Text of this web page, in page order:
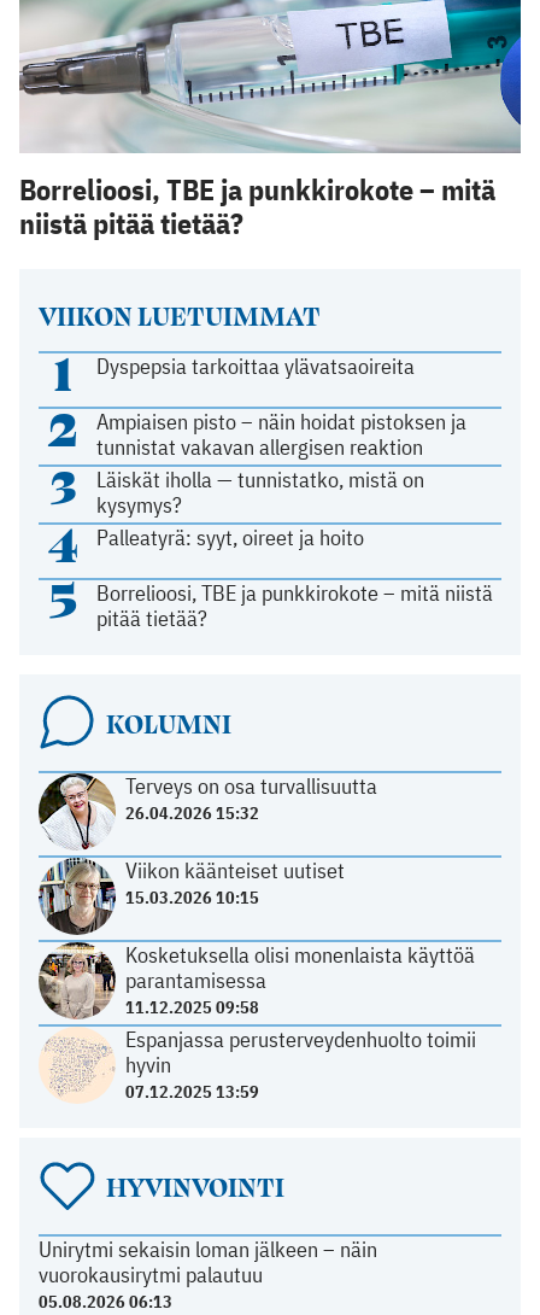
VIIKON LUETUIMMAT
1 Dyspepsia tarkoittaa ylävatsaoireita
2
Ampiaisen pisto – näin hoidat pistoksen ja
tunnistat vakavan allergisen reaktion
3
Läiskät iholla — tunnistatko, mistä on
kysymys?
4 Palleatyrä: syyt, oireet ja hoito
5
Borrelioosi, TBE ja punkkirokote – mitä niistä
pitää tietää?
KOLUMNI
Terveys on osa turvallisuutta
26.04.2026 15:32
Viikon käänteiset uutiset
15.03.2026 10:15
Kosketuksella olisi monenlaista käyttöä
parantamisessa
11.12.2025 09:58
Espanjassa perusterveydenhuolto toimii
hyvin
07.12.2025 13:59
HYVINVOINTI
Unirytmi sekaisin loman jälkeen – näin
vuorokausirytmi palautuu
05.08.2026 06:13
Borrelioosi, TBE ja punkkirokote – mitä
niistä pitää tietää?